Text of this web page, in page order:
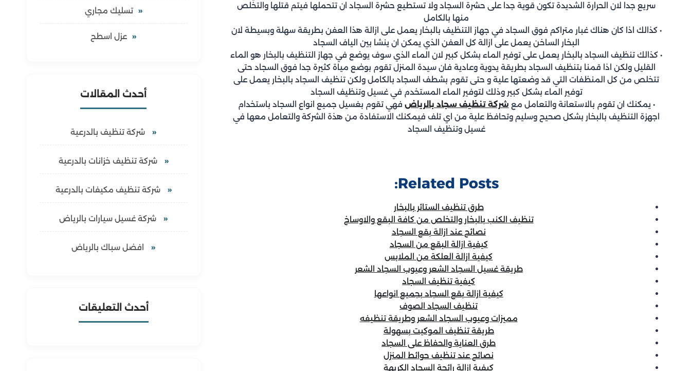
سريع جدا لان الحرارة الشديدة تكون قوية جدا على حشرة السجاد ولا تستطيع حشرة السجاد ان تتحملها فيتم قتلها والتخلص
منها بالكامل
• كذالك اذا كان هناك غبار متراكم فوق السجاد في جهاز التنظيف بالبخار يعمل على ازالة هذا العفن بطريقة سهلة وبسيطة لان
البخار الساخن يعمل على ازالة كل العفن الذي يمكن ان ينشا بين الياف السجاد
• كذالك تنظيف السجاد بالبخار يعمل على توفير الماء بشكل كبير لان الماء الذي سوف يوضع في جهاز التنظيف بالبخار هو الماء
القليل ولكن اذا قمنا بتنظيف السجاد بطريقة يدوية وعادية فان سيدة المنزل تقوم بوضع مياة كثيرة جدا فوق السجاد حتى
تتخلص من كل المنظفات التي قد وضعتها علية و حتى تقوم بشطف السجاد بالكامل ولكن تنظيف السجاد بالبخار يعمل على
توفير الماء بشكل كبير وذلك لتوفير الماء المستخدم في غسيل وتنظيف السجاد
• يمكنك ان تقوم بالاستعانة والتعامل مع شركة تنظيف سجاد بالرياض فهي تقوم بغسيل جميع انواع السجاد باستخدام
اجهزة التنظيف بالبخار بشكل صحيح وسليم وتحافظ علية من اي تلف فيمكنك الاستفادة من هذة الشركة والتعامل معها في
غسيل وتنظيف السجاد
Related Posts:
طرق تنظيف الستائر بالبخار
تنظيف الكنب بالبخار والتخلص من كافة البقع والاوساخ
نصائح عند ازالة بقع السجاد
كيفية ازالة البقع من السجاد
كيفية ازالة العلكة من الملابس
طريقة غسيل السجاد الشعر وعيوب السجاد الشعر
كيفية تنظيف السجاد
كيفية ازالة بقع السجاد بجميع انواعها
تنظيف السجاد الصوف
مميزات وعيوب السجاد الشعر وطريقة تنظيفه
طريقة تنظيف الموكيت بسهولة
طرق العناية والحفاظ على السجاد
نصائح عند تنظيف حوائط المنزل
كيفية ازالة رائحة السجاد الكريهة
تسليك مجاري
عزل اسطح
أحدث المقالات
شركة تنظيف بالدرعية
شركة تنظيف خزانات بالدرعية
شركة تنظيف مكيفات بالدرعية
شركة غسيل سيارات بالرياض
افضل سباك بالرياض
أحدث التعليقات